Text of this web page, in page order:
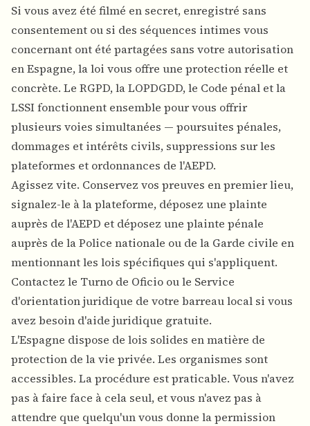
Si vous avez été filmé en secret, enregistré sans
consentement ou si des séquences intimes vous
concernant ont été partagées sans votre autorisation
en Espagne, la loi vous offre une protection réelle et
concrète. Le RGPD, la LOPDGDD, le Code pénal et la
LSSI fonctionnent ensemble pour vous offrir
plusieurs voies simultanées — poursuites pénales,
dommages et intérêts civils, suppressions sur les
plateformes et ordonnances de l'AEPD.
Agissez vite. Conservez vos preuves en premier lieu,
signalez-le à la plateforme, déposez une plainte
auprès de l'AEPD et déposez une plainte pénale
auprès de la Police nationale ou de la Garde civile en
mentionnant les lois spécifiques qui s'appliquent.
Contactez le Turno de Oficio ou le Service
d'orientation juridique de votre barreau local si vous
avez besoin d'aide juridique gratuite.
L'Espagne dispose de lois solides en matière de
protection de la vie privée. Les organismes sont
accessibles. La procédure est praticable. Vous n'avez
pas à faire face à cela seul, et vous n'avez pas à
attendre que quelqu'un vous donne la permission